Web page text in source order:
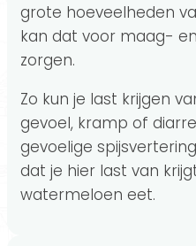
grote hoeveelheden
kan dat voor maag-
zorgen.
Zo kun je last krijgen
gevoel, kramp of
gevoelige
dat je hier last van
watermeloen eet.